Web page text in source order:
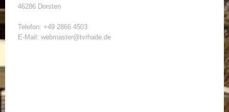
46286 Dorsten
Telefon: +49 2866 4503
E-Mail: webmaster@tvrhade.de